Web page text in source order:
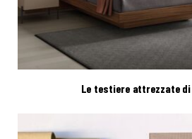
Le testiere attrezzate di